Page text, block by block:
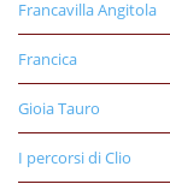
Francavilla Angitola
Francica
Gioia Tauro
I percorsi di Clio